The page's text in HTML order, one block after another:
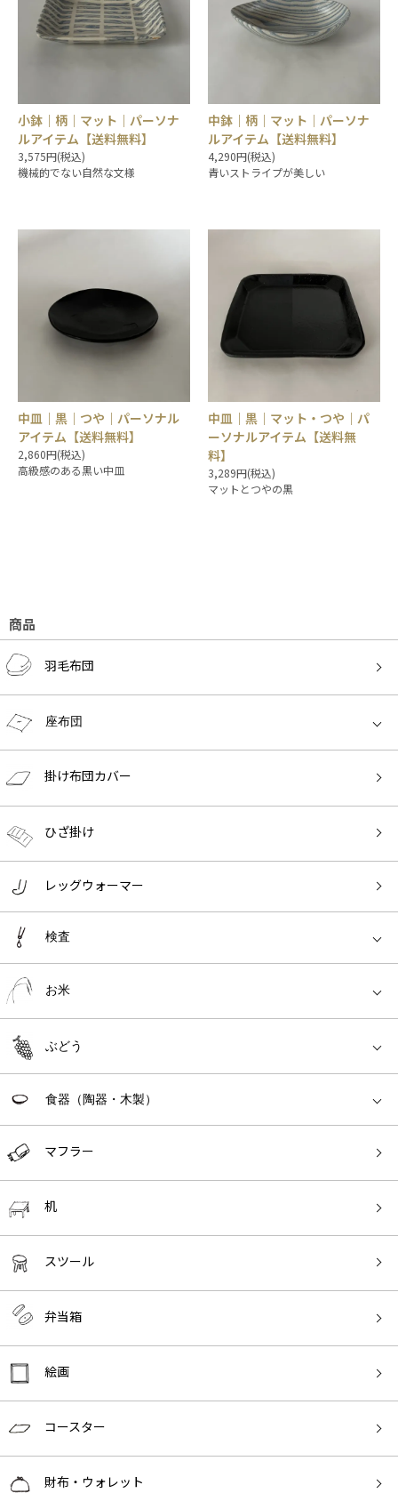
小鉢｜柄｜マット｜パーソナ
ルアイテム【送料無料】
3,575円(税込)
機械的でない自然な文様
中鉢｜柄｜マット｜パーソナ
ルアイテム【送料無料】
4,290円(税込)
青いストライプが美しい
中皿｜黒｜つや｜パーソナル
アイテム【送料無料】
2,860円(税込)
高級感のある黒い中皿
中皿｜黒｜マット・つや｜パ
ーソナルアイテム【送料無
料】
3,289円(税込)
マットとつやの黒
商品
羽毛布団
座布団
掛け布団カバー
ひざ掛け
レッグウォーマー
検査
お米
ぶどう
食器（陶器・木製）
マフラー
机
スツール
弁当箱
絵画
コースター
財布・ウォレット